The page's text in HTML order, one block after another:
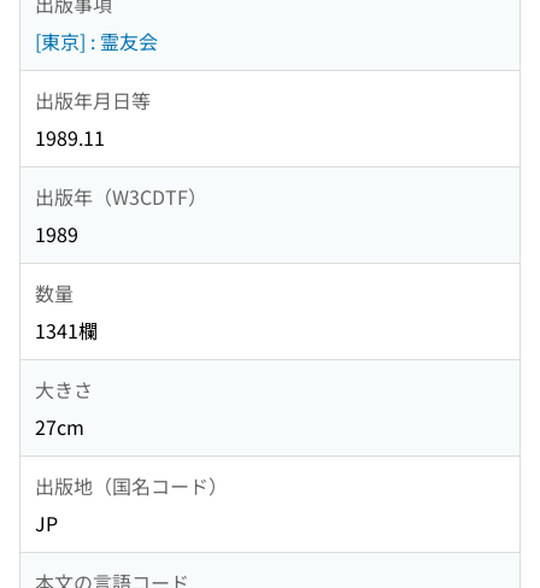
[東京] : 霊友会
出版年月日等
1989.11
出版年（W3CDTF）
1989
数量
1341欄
大きさ
27cm
出版地（国名コード）
JP
本文の言語コード